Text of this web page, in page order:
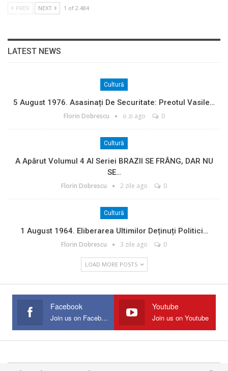
PREV NEXT 1 of 2.484
LATEST NEWS
Cultură
5 August 1976. Asasinați De Securitate: Preotul Vasile…
Florin Dobrescu o zi ago 0
Cultură
A Apărut Volumul 4 Al Seriei BRAZII SE FRÂNG, DAR NU
SE…
Florin Dobrescu 2 zile ago 0
Cultură
1 August 1964. Eliberarea Ultimilor Deținuți Politici…
Florin Dobrescu 3 zile ago 0
LOAD MORE POSTS
Facebook
Join us on Facebook
Youtube
Join us on Youtube